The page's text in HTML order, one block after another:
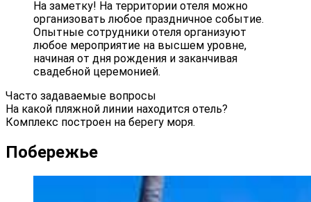
На заметку! На территории отеля можно
организовать любое праздничное событие.
Опытные сотрудники отеля организуют
любое мероприятие на высшем уровне,
начиная от дня рождения и заканчивая
свадебной церемонией.
Часто задаваемые вопросы
На какой пляжной линии находится отель?
Комплекс построен на берегу моря.
Побережье